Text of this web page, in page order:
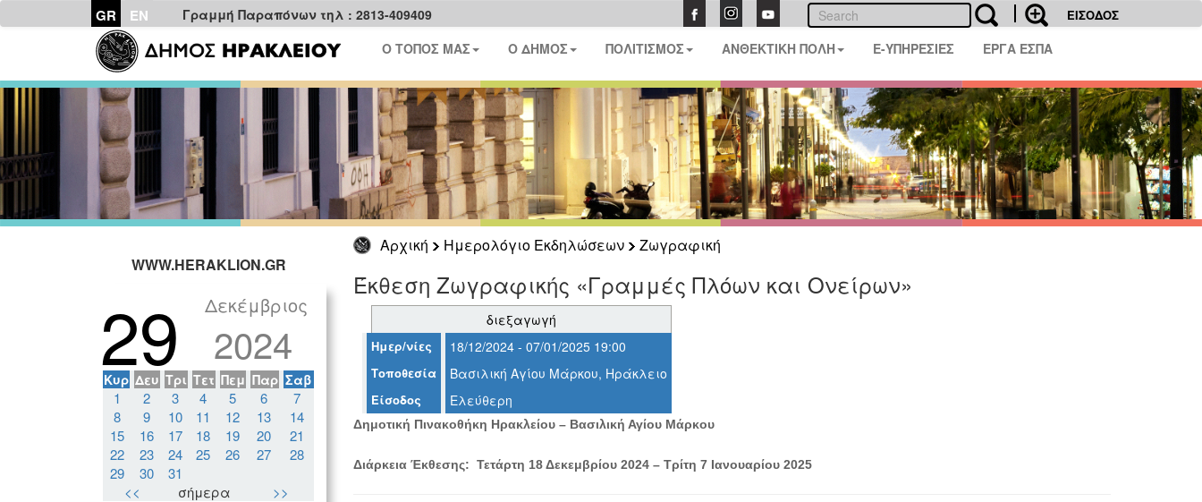
GR EN Γραμμή Παραπόνων τηλ : 2813-409409 ΕΙΣΟΔΟΣ
Ο ΤΟΠΟΣ ΜΑΣ Ο ΔΗΜΟΣ ΠΟΛΙΤΙΣΜΟΣ ΑΝΘΕΚΤΙΚΗ ΠΟΛΗ E-ΥΠΗΡΕΣΙΕΣ ΕΡΓΑ ΕΣΠΑ
Αρχική Ημερολόγιο Εκδηλώσεων
Ζωγραφική
WWW.HERAKLION.GR
29 Δεκέμβριος
2024
Κυρ Δευ Τρι Τετ Πεμ Παρ Σαβ
1 2 3 4 5 6
7
8
9 10 11 12 13
14
15
16 17 18 19 20
21
22
23 24 25 26 27
28
29
30
31
<<
σήμερα >>
Έκθεση Ζωγραφικής «Γραμμές Πλόων και Ονείρων»
διεξαγωγή
Ημερ/νίες 18/12/2024 - 07/01/2025 19:00
Τοποθεσία Βασιλική Αγίου Μάρκου, Ηράκλειο
Είσοδος Ελεύθερη
Δημοτική Πινακοθήκη Ηρακλείου – Βασιλική Αγίου Μάρκου
Διάρκεια Έκθεσης: Τετάρτη 18 Δεκεμβρίου 2024 – Τρίτη 7 Ιανουαρίου 2025